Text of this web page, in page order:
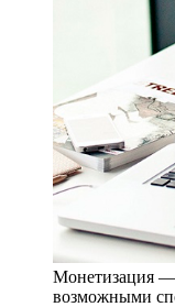
Монетизация —
возможными